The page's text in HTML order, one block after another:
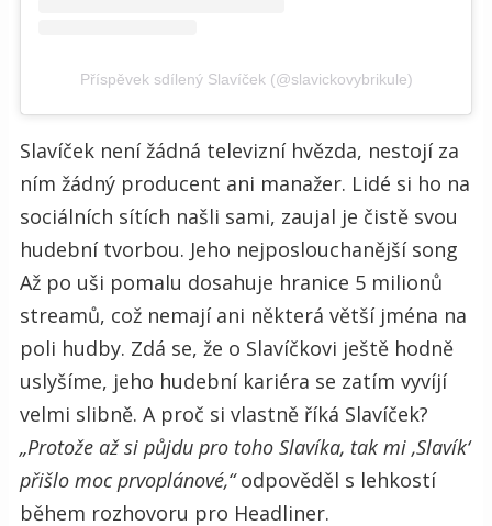
Příspěvek sdílený Slavíček (@slavickovybrikule)
Slavíček není žádná televizní hvězda, nestojí za
ním žádný producent ani manažer. Lidé si ho na
sociálních sítích našli sami, zaujal je čistě svou
hudební tvorbou. Jeho nejposlouchanější song
Až po uši pomalu dosahuje hranice 5 milionů
streamů, což nemají ani některá větší jména na
poli hudby. Zdá se, že o Slavíčkovi ještě hodně
uslyšíme, jeho hudební kariéra se zatím vyvíjí
velmi slibně. A proč si vlastně říká Slavíček?
„Protože až si půjdu pro toho Slavíka, tak mi ,Slavík‘
přišlo moc prvoplánové,“odpověděl s lehkostí
během rozhovoru pro Headliner.